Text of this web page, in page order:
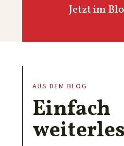
Jetzt im
AUS DEM BLOG
Einfach